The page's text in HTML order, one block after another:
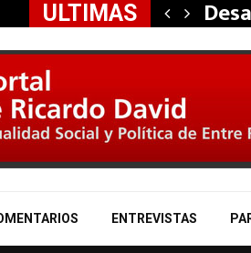
ULTIMAS
la…
ENTREVISTAS